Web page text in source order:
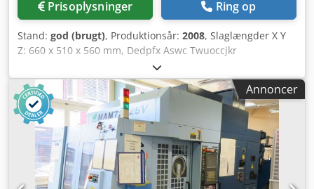
Prisoplysninger Ring op
Stand: god (brugt), Produktionsår: 2008, Slaglængder X Y
Z: 660 x 510 x 560 mm, Dedpfx Aswc Twuoccjkr
bordstørrelse: 840 x 560 mm, spindelhastighed: 8.000
omdr./min., spindelmotor: 11 kW, Heidenhain TNC530i
styring, spindelkonus: BT40, 20-positioners værktøjsveksler
(ATC), kølervæske/coolant medfølger,
Annoncer